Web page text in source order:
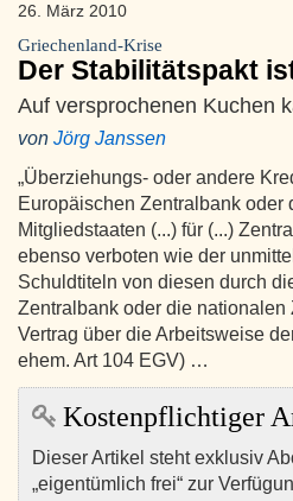
26. März 2010
Griechenland-Krise
Der Stabilitätspakt
Auf versprochenen Kuchen
von Jörg Janssen
„Überziehungs- oder andere
Europäischen Zentralbank oder
Mitgliedstaaten (...) für (...)
ebenso verboten wie der
Schuldtiteln von diesen durch
Zentralbank oder die nationalen
Vertrag über die Arbeitsweise
ehem. Art 104 EGV) …
Kostenpflichtiger
Dieser Artikel steht exklusiv
„eigentümlich frei“ zur